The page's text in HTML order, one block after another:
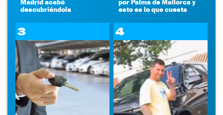
Madrid acabó
descubriéndola
por Palma de Mallorca y
esto es lo que cuesta
3 4